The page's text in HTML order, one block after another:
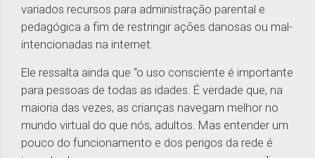
variados recursos para administração parental e
pedagógica a fim de restringir ações danosas ou mal-
intencionadas na internet.
Ele ressalta ainda que “o uso consciente é importante
para pessoas de todas as idades. É verdade que, na
maioria das vezes, as crianças navegam melhor no
mundo virtual do que nós, adultos. Mas entender um
pouco do funcionamento e dos perigos da rede é